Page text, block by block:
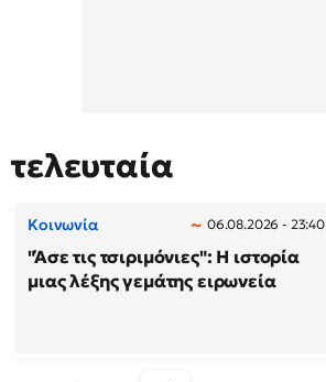
τελευταία
Κοινωνία 06.08.2026 - 23:40
"Άσε τις τσιριμόνιες": Η ιστορία
μιας λέξης γεμάτης ειρωνεία